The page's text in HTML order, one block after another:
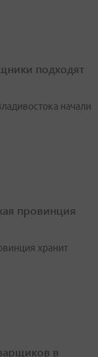
подходят
начали
провинция
хранит
в